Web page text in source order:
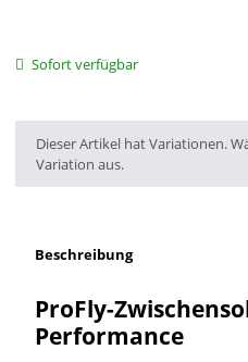
Sofort verfügbar
x
Dieser Artikel hat Variationen.
Variation aus.
Beschreibung
ProFly-
Performance